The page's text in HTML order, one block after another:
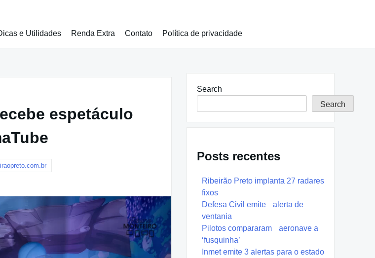
e Utilidades Renda Extra Contato Política de privacidade
espetáculo
Search
Search
Posts recentes
Ribeirão Preto implanta 27 radares
fixos
Defesa Civil emite alerta de
ventania
Pilotos compararam aeronave a
‘fusquinha’
Inmet emite 3 alertas para o estado